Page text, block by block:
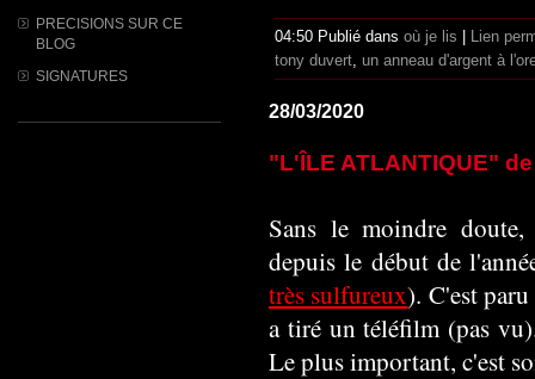
PRECISIONS SUR CE
BLOG
SIGNATURES
04:50 Publié dans où je lis
Lien
tony duvert, un anneau d'argent à
28/03/2020
"L'ÎLE ATLANTIQUE"
Sans le moindre
depuis le début de
très sulfureux). C'est
a tiré un téléfilm (pas
Le plus important, c'est